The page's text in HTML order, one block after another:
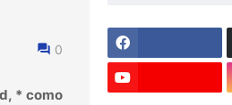
0
* como